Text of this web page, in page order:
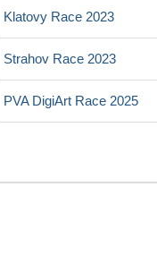
Klatovy Race 2023
Strahov Race 2023
PVA DigiArt Race 2025